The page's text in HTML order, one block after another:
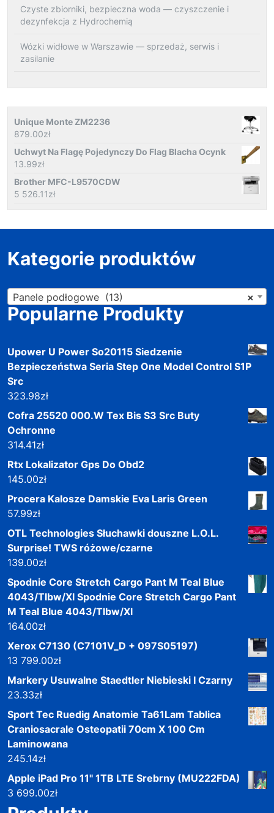
Czyste zbiorniki, bezpieczna woda — czyszczenie i
dezynfekcja z Hydrochemią
Wózki widłowe w Warszawie — sprzedaż, serwis i
zasilanie
Unique Monte ZM2236
879.00zł
Uchwyt Na Flagę Pojedynczy Do Flag Blacha Ocynk
13.99zł
Brother MFC-L9570CDW
5 526.11zł
Kategorie produktów
×
Panele podłogowe (13)
Popularne Produkty
Upower U Power So20115 Siedzenie
Bezpieczeństwa Seria Step One Model Control S1P
Src
323.98zł
Cofra 25520 000.W Tex Bis S3 Src Buty
Ochronne
314.41zł
Rtx Lokalizator Gps Do Obd2
145.00zł
Procera Kalosze Damskie Eva Laris Green
57.99zł
OTL Technologies Słuchawki douszne L.O.L.
Surprise! TWS różowe/czarne
139.00zł
Spodnie Core Stretch Cargo Pant M Teal Blue
4043/Tlbw/Xl Spodnie Core Stretch Cargo Pant
M Teal Blue 4043/Tlbw/Xl
164.00zł
Xerox C7130 (C7101V_D + 097S05197)
13 799.00zł
Markery Usuwalne Staedtler Niebieski I Czarny
23.33zł
Sport Tec Ruedig Anatomie Ta61Lam Tablica
Craniosacrale Osteopatii 70cm X 100 Cm
Laminowana
245.14zł
Apple iPad Pro 11" 1TB LTE Srebrny (MU222FDA)
3 699.00zł